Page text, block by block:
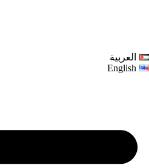
العربية
English